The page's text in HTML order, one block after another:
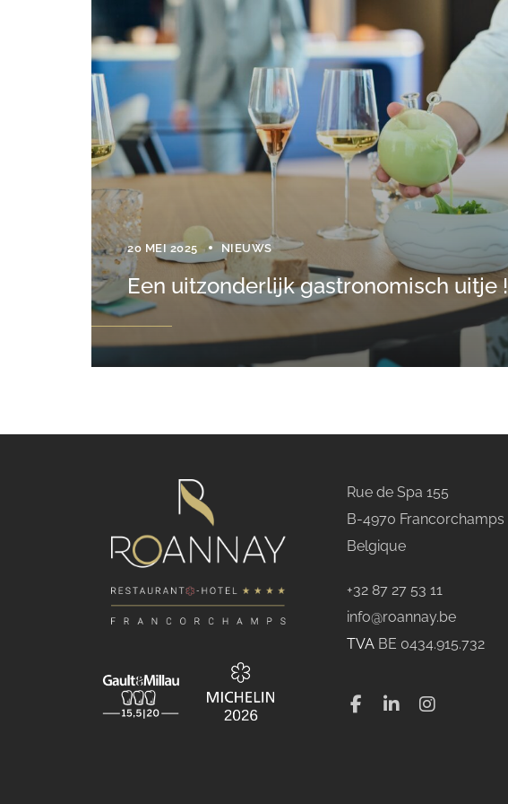
20 MEI 2025 NIEUWS
Een uitzonderlijk gastronomisch uitje !
Rue de Spa 155
B-4970 Francorchamps
Belgique
+32 87 27 53 11
info@roannay.be
TVA BE 0434.915.732